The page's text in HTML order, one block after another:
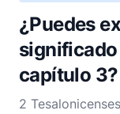
¿Puedes
significado
capítulo 3?
2